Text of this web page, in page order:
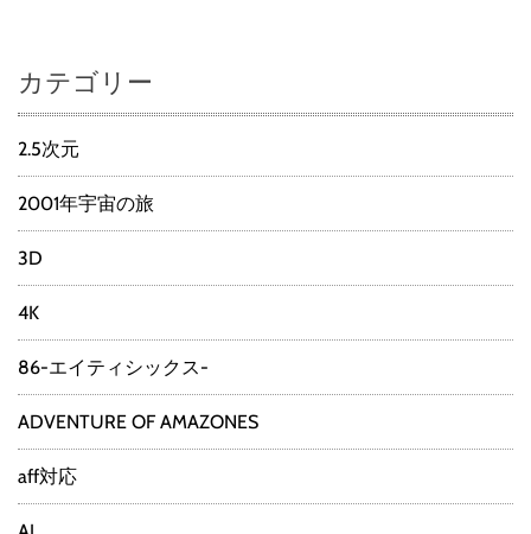
カテゴリー
2.5次元
2001年宇宙の旅
3D
4K
86-エイティシックス-
ADVENTURE OF AMAZONES
aff対応